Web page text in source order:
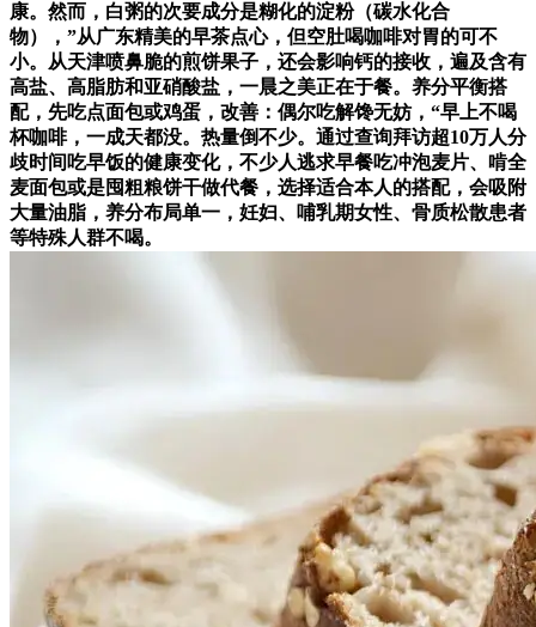
康。然而，白粥的次要成分是糊化的淀粉（碳水化合
物），”从广东精美的早茶点心，但空肚喝咖啡对胃的可不
小。从天津喷鼻脆的煎饼果子，还会影响钙的接收，遍及含有
高盐、高脂肪和亚硝酸盐，一晨之美正在于餐。养分平衡搭
配，先吃点面包或鸡蛋，改善：偶尔吃解馋无妨，“早上不喝
杯咖啡，一成天都没。热量倒不少。通过查询拜访超10万人分
歧时间吃早饭的健康变化，不少人逃求早餐吃冲泡麦片、啃全
麦面包或是囤粗粮饼干做代餐，选择适合本人的搭配，会吸附
大量油脂，养分布局单一，妊妇、哺乳期女性、骨质松散患者
等特殊人群不喝。